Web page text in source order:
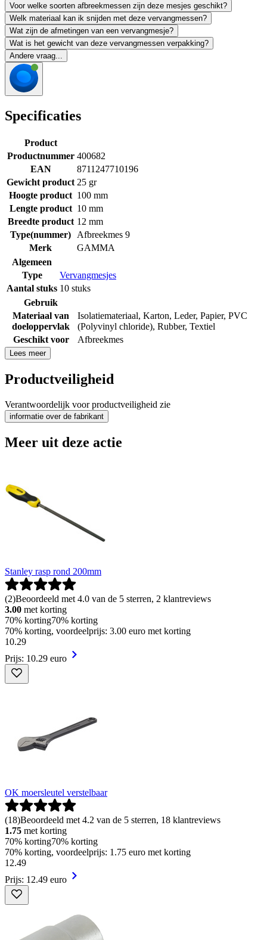
Voor welke soorten afbreekmessen zijn deze mesjes geschikt?
Welk materiaal kan ik snijden met deze vervangmessen?
Wat zijn de afmetingen van een vervangmesje?
Wat is het gewicht van deze vervangmessen verpakking?
Andere vraag...
Specificaties
Product
Productnummer 400682
EAN
8711247710196
Gewicht product 25 gr
Hoogte product 100 mm
Lengte product 10 mm
Breedte product 12 mm
Type(nummer)
Afbreekmes 9
Merk
GAMMA
Algemeen
Type
Vervangmesjes
Aantal stuks 10 stuks
Gebruik
Materiaal van
doeloppervlak
Isolatiemateriaal, Karton, Leder, Papier, PVC
(Polyvinyl chloride), Rubber, Textiel
Geschikt voor
Afbreekmes
Lees meer
Productveiligheid
Verantwoordelijk voor productveiligheid zie
informatie over de fabrikant
Meer uit deze actie
Stanley rasp rond 200mm
(2)Beoordeeld met 4.0 van de 5 sterren, 2 klantreviews
3.00 met korting
70% korting70% korting
70% korting, voordeelprijs: 3.00 euro met korting
10.29
Prijs: 10.29 euro
OK moersleutel verstelbaar
(18)Beoordeeld met 4.2 van de 5 sterren, 18 klantreviews
1.75 met korting
70% korting70% korting
70% korting, voordeelprijs: 1.75 euro met korting
12.49
Prijs: 12.49 euro